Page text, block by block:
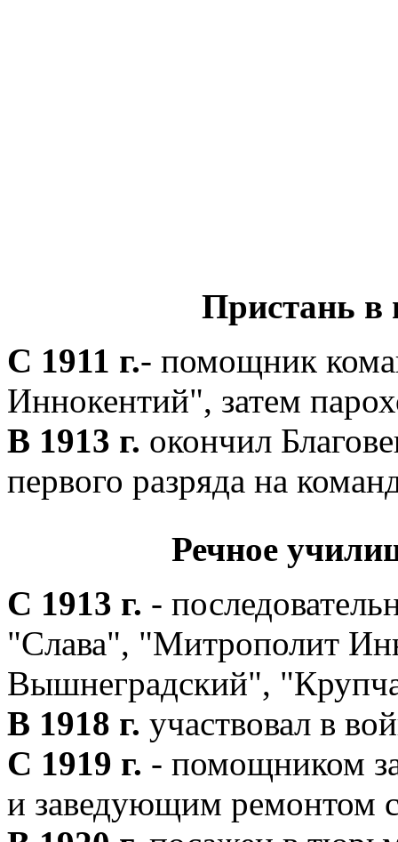
Пристань в
С 1911 г.- помощник
Иннокентий", затем
В 1913 г. окончил
первого разряда на
Речное
С 1913 г. -
"Слава", "Митрополит
Вышнеградский",
В 1918 г. участвовал в
С 1919 г. - помощником
и заведующим ремонтом